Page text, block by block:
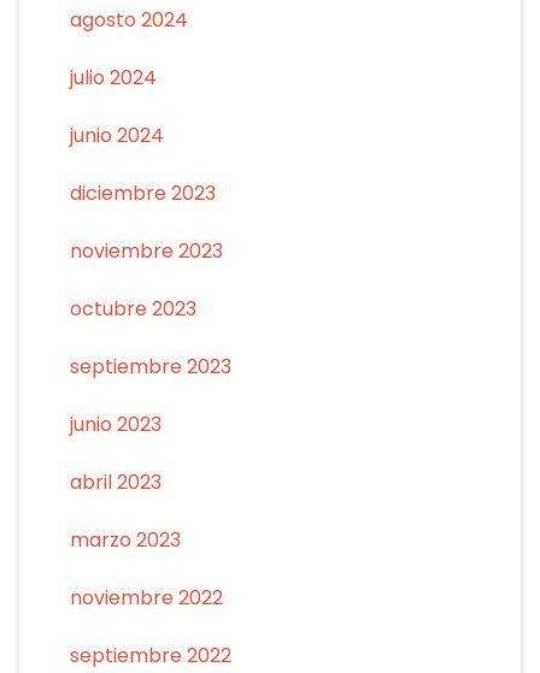
agosto 2024
julio 2024
junio 2024
diciembre 2023
noviembre 2023
octubre 2023
septiembre 2023
junio 2023
abril 2023
marzo 2023
noviembre 2022
septiembre 2022